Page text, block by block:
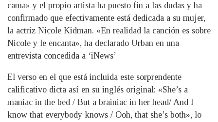
cama» y el propio artista ha puesto fin a las dudas y ha
confirmado que efectivamente está dedicada a su mujer,
la actriz Nicole Kidman. «En realidad la canción es sobre
Nicole y le encanta», ha declarado Urban en una
entrevista concedida a ‘iNews’
El verso en el que está incluida este sorprendente
calificativo dicta así en su inglés original: «She’s a
maniac in the bed / But a brainiac in her head/ And I
know that everybody knows / Ooh, that she’s both», lo